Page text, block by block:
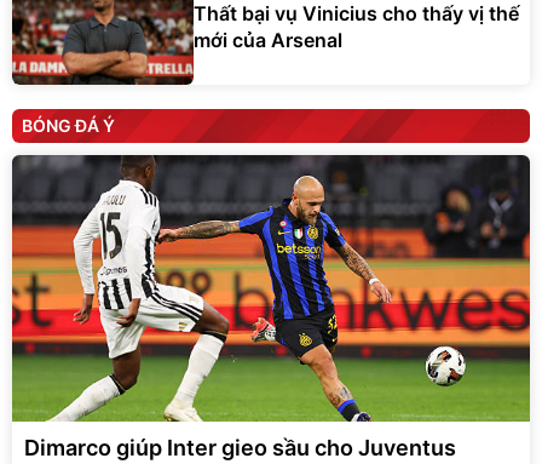
Thất bại vụ Vinicius cho thấy vị thế
mới của Arsenal
BÓNG ĐÁ Ý
Dimarco giúp Inter gieo sầu cho Juventus